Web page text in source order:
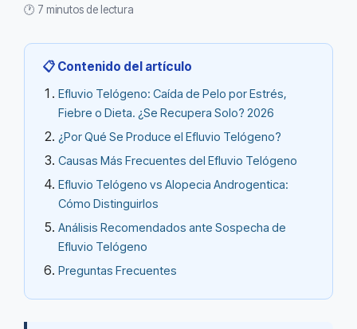
🕐 7 minutos de lectura
📋 Contenido del artículo
Efluvio Telógeno: Caída de Pelo por Estrés,
Fiebre o Dieta. ¿Se Recupera Solo? 2026
¿Por Qué Se Produce el Efluvio Telógeno?
Causas Más Frecuentes del Efluvio Telógeno
Efluvio Telógeno vs Alopecia Androgentica:
Cómo Distinguirlos
Análisis Recomendados ante Sospecha de
Efluvio Telógeno
Preguntas Frecuentes